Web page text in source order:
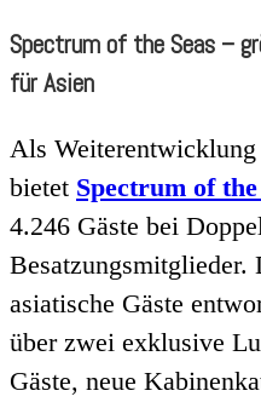
Spectrum of the Seas –
für Asien
Als
bietet Spectrum of the
4.246 Gäste bei
Besatzungsmitglieder.
asiatische Gäste
über zwei exklusive
Gäste, neue